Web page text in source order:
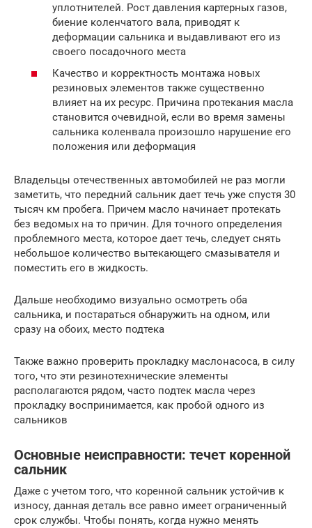
уплотнителей. Рост давления картерных газов,
биение коленчатого вала, приводят к
деформации сальника и выдавливают его из
своего посадочного места
Качество и корректность монтажа новых
резиновых элементов также существенно
влияет на их ресурс. Причина протекания масла
становится очевидной, если во время замены
сальника коленвала произошло нарушение его
положения или деформация
Владельцы отечественных автомобилей не раз могли
заметить, что передний сальник дает течь уже спустя 30
тысяч км пробега. Причем масло начинает протекать
без ведомых на то причин. Для точного определения
проблемного места, которое дает течь, следует снять
небольшое количество вытекающего смазывателя и
поместить его в жидкость.
Дальше необходимо визуально осмотреть оба
сальника, и постараться обнаружить на одном, или
сразу на обоих, место подтека
Также важно проверить прокладку маслонасоса, в силу
того, что эти резинотехнические элементы
располагаются рядом, часто подтек масла через
прокладку воспринимается, как пробой одного из
сальников
Основные неисправности: течет коренной
сальник
Даже с учетом того, что коренной сальник устойчив к
износу, данная деталь все равно имеет ограниченный
срок службы. Чтобы понять, когда нужно менять